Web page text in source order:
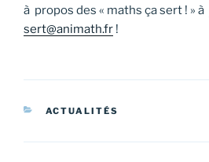
à propos des « maths ça sert ! » à
sert@animath.fr !
CATÉGORIES
ACTUALITÉS